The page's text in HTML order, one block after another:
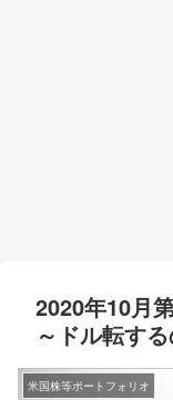
2020年10月
～ドル転す
米国株等ポートフォリオ